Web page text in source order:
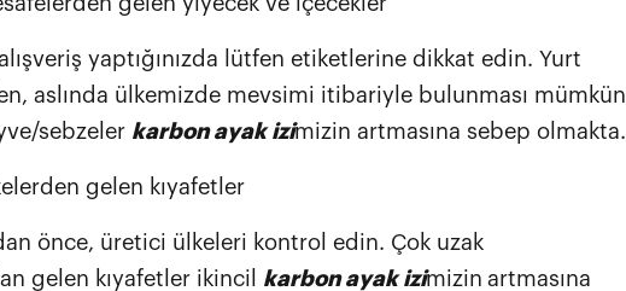
yaptığınızda lütfen etiketlerine dikkat edin. Yurt
aslında ülkemizde mevsimi itibariyle bulunması mümkün
sebzeler karbon ayak izimizin artmasına sebep olmakta.
gelen kıyafetler
önce, üretici ülkeleri kontrol edin. Çok uzak
gelen kıyafetler ikincil karbon ayak izimizin artmasına